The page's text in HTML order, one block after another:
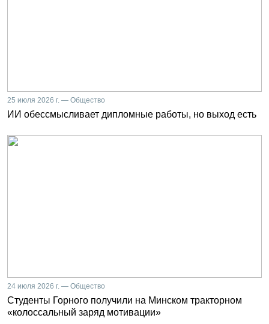
25 июля 2026 г. — Общество
ИИ обессмысливает дипломные работы, но выход есть
24 июля 2026 г. — Общество
Студенты Горного получили на Минском тракторном
«колоссальный заряд мотивации»